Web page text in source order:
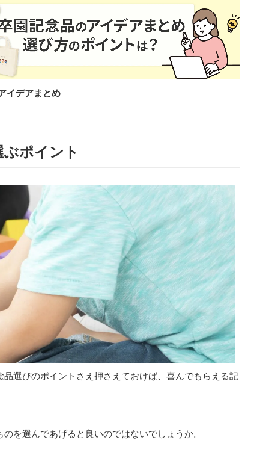
イデアまとめ
ポイント
選びのポイントさえ押さえておけば、喜んでもらえる記
を選んであげると良いのではないでしょうか。